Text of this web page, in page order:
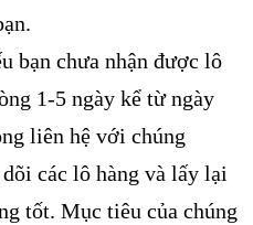
bạn chưa nhận được lô
1-5 ngày kể từ ngày
liên hệ với chúng
các lô hàng và lấy lại
tốt. Mục tiêu của chúng